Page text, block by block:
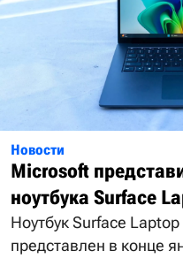
Новости
Microsoft
ноутбука Surface
Ноутбук Surface
представлен в конце